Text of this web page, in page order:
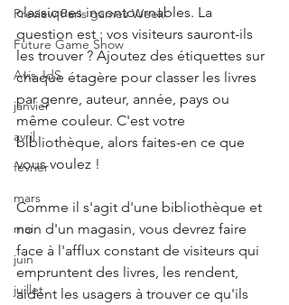
Preview Paris games Week
Future Game Show
Avis JdS
janvier
avril
fevrier
mars
mai
juin
juillet
classiques incontournables. La
question est : vos visiteurs sauront-ils
les trouver ? Ajoutez des étiquettes sur
chaque étagère pour classer les livres
par genre, auteur, année, pays ou
même couleur. C'est votre
bibliothèque, alors faites-en ce que
vous voulez !
Comme il s'agit d'une bibliothèque et
non d'un magasin, vous devrez faire
face à l'afflux constant de visiteurs qui
empruntent des livres, les rendent,
aident les usagers à trouver ce qu'ils